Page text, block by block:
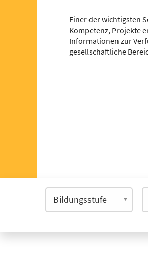
Einer der wichtigsten
Kompetenz, Projekte
Informationen zur
gesellschaftliche